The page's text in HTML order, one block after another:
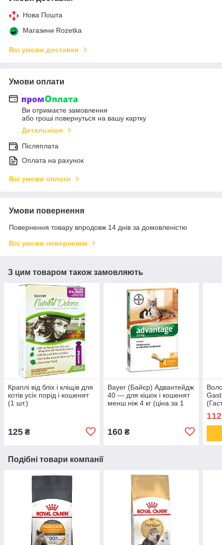
Нова Пошта
Магазини Rozetka
Всі умови доставки
Умови оплати
Ви отримаєте замовлення
або гроші повернуться на вашу картку
Детальніше
Післяплата
Оплата на рахунок
Всі умови оплати
Умови повернення
Повернення товару впродовж 14 днів за домовленістю
Всі умови повернення
З цим товаром також замовляють
Краплі від бліх і кліщів для
котів усіх порід і кошенят
(1 шт.)
125 ₴
Bayer (Байєр) Адвантейдж
40 — для кішок і кошенят
менш ніж 4 кг (ціна за 1
160₴
112
Подібні товари компанії